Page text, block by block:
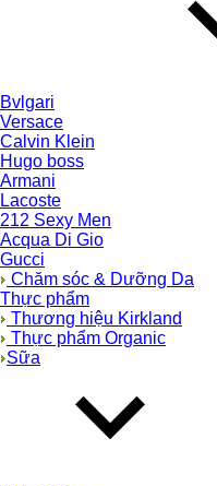
Bvlgari
Versace
Calvin Klein
Hugo boss
Armani
Lacoste
212 Sexy Men
Acqua Di Gio
Gucci
Chăm sóc & Dưỡng Da
Thực phẩm
Thương hiệu Kirkland
Thực phẩm Organic
Sữa